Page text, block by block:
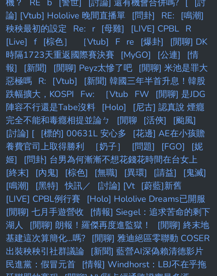
論] [Vtub] Hololive 晚間直播單
[問卦] RE:
[鳴潮]
秧秧最初的設定
Re: r [母雞] [LIVE] CPBL R
[Live]
f [棕色］ ［Vtub] F re [爆卦]
[閒聊] DK
時隔1723天重返國際賽決賽
[MyGO] [公連]
[情
報]
[新聞] [閒聊] Peyz太慘了吧
[閒聊] 米池是罪大
惡極嗎 R: [Vtub]
[新聞] 韓國三年半首升息！韓股
跌幅擴大，KOSPI
Fw: ［Vtub FW
[閒聊] 是JDG
陣容不行還是Tabe沒料
[Holo]
[尼古] 認真說 煙癮
完全不能和毒癮相提並論ㄅ
[閒聊 [活俠]
[颱風]
[討論] [
[標的] 00631L 安心多
[花邊] AE在小孩贍
養費官司上取得勝利
［奶子］ [問題] [FGO]
[妮
姬]
[問卦] 台男為何漸漸不想花錢花時間在台女上
[終末]
[內鬼] [棕色] [無職] [異環] [請益]
[鬼滅]
[鳴潮]
[黑特] 快訊／ [討論] [Vt
[蔚藍]新舊
[LIVE] CPBL例行賽
[Holo] Hololive Dreams已開服
[閒聊] 七月手遊營收
[情報] Siegel：追求苦命的剩下
湖人
[閒聊] 朗報！羅傑再度進監獄！
[閒聊] 終末地
基建這次算簡化...嗎?
[閒聊] 雅迪絕區零聯動 COSER
出裝秧秧引社群議論
[新聞] 藍營AI深偽賴清德影片
民進黨：假冒元首
[情報] Windhorst：LBJ不在乎拖